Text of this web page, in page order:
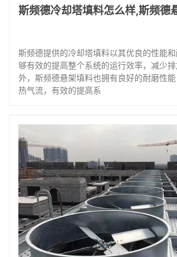
斯频德冷却塔填料怎么样,斯频德
斯频德提供的冷却塔填料以其优良的性能
够有效的提高整个系统的运行效率，减少
外，斯频德悬架填料也拥有良好的耐磨性
热气流，有效的提高系